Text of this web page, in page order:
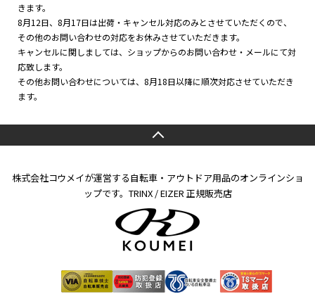
きます。
8月12日、8月17日は出荷・キャンセル対応のみとさせていただくので、
その他のお問い合わせの対応をお休みさせていただきます。
キャンセルに関しましては、ショップからのお問い合わせ・メールにて対
応致します。
その他お問い合わせについては、8月18日以降に順次対応させていただき
ます。
株式会社コウメイが運営する自転車・アウトドア用品のオンラインショ
ップです。TRINX / EIZER 正規販売店